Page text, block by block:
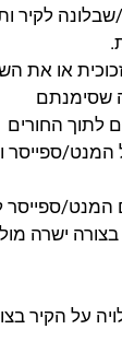
לקיר
או את
ספייסר
ל-4
ישרה
על הקיר